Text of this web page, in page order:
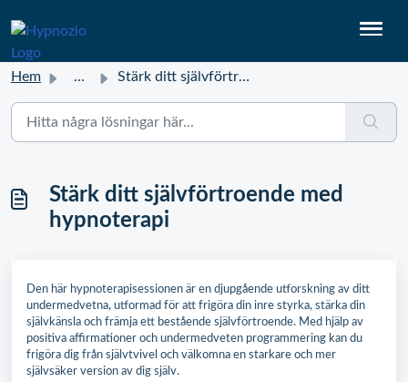
Hem ... Stärk ditt självförtroende med hypnoterapi
Stärk ditt självförtroende med
hypnoterapi
Den här hypnoterapisessionen är en djupgående utforskning av ditt
undermedvetna, utformad för att frigöra din inre styrka, stärka din
självkänsla och främja ett bestående självförtroende. Med hjälp av
positiva affirmationer och undermedveten programmering kan du
frigöra dig från självtvivel och välkomna en starkare och mer
självsäker version av dig själv.